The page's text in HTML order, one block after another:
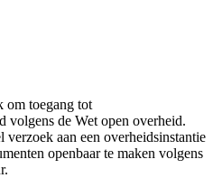
om toegang tot
volgens de Wet open overheid.
aan een overheidsinstantie
openbaar te maken volgens